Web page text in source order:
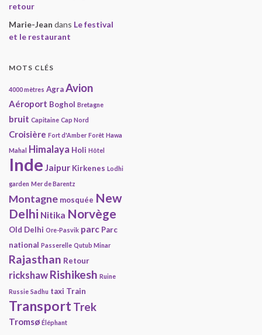
retour
Marie-Jean dans Le festival
et le restaurant
MOTS CLÉS
4000 mètres AgraAvion
Aéroport Boghol Bretagne
bruit Capitaine Cap Nord
Croisière Fort d'Amber Forêt Hawa
Mahal
Himalaya Holi Hôtel
Inde Jaipur Kirkenes Lodhi
garden Mer de Barentz
Montagne mosquée New
Delhi Nitika Norvège
Old Delhi Ore-Pasvik parc Parc
national Passerelle Qutub Minar
Rajasthan Retour
rickshaw Rishikesh Ruine
Russie Sadhu taxi Train
Transport Trek
Tromsø Éléphant